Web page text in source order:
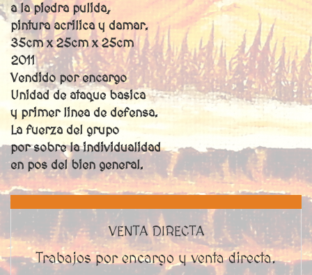
a la piedra pulida,
pintura acrilica y damar.
35cm x 25cm x 25cm
2011
Vendido por encargo
Unidad de ataque basica
y primer linea de defensa.
La fuerza del grupo
por sobre la individualidad
en pos del bien general.
VENTA DIRECTA
Trabajos por encargo y venta directa.